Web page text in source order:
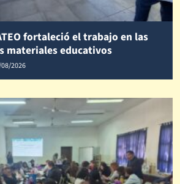
fortaleció el trabajo en las
materiales educativos
2026